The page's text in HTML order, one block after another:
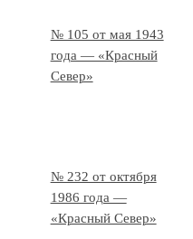
№ 105 от мая 1943
года — «Красный
Север»
№ 232 от октября
1986 года —
«Красный Север»